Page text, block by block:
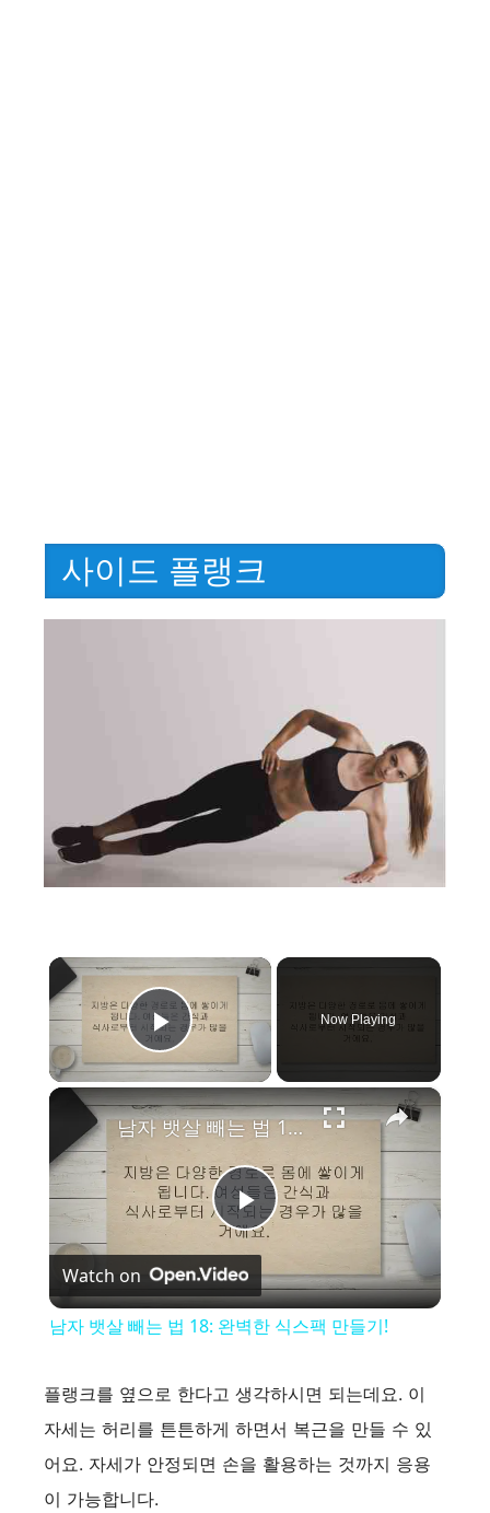
사이드 플랭크
×
Play Video
Now Playing
×
P
l
y
남자 뱃살 빼는 법 18: 완벽한 식스팩 만들기!
Watch on
남자 뱃살 빼는 법 18: 완벽한 식스팩 만들기!
플랭크를 옆으로 한다고 생각하시면 되는데요. 이
자세는 허리를 튼튼하게 하면서 복근을 만들 수 있
어요. 자세가 안정되면 손을 활용하는 것까지 응용
이 가능합니다.